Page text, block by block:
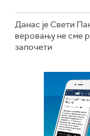
Данас је Свети
веровању не сме
започети